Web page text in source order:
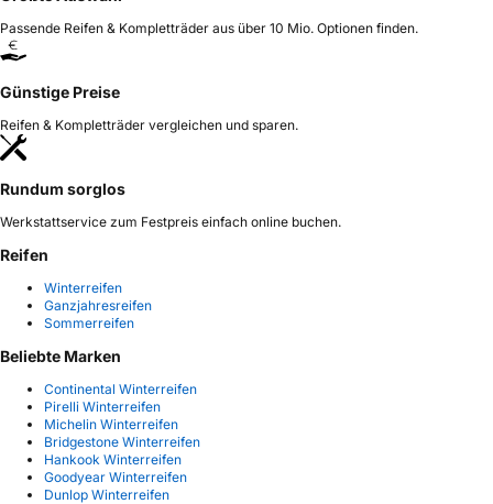
Passende Reifen & Kompletträder aus über 10 Mio. Optionen finden.
Günstige Preise
Reifen & Kompletträder vergleichen und sparen.
Rundum sorglos
Werkstattservice zum Festpreis einfach online buchen.
Reifen
Winterreifen
Ganzjahresreifen
Sommerreifen
Beliebte Marken
Continental Winterreifen
Pirelli Winterreifen
Michelin Winterreifen
Bridgestone Winterreifen
Hankook Winterreifen
Goodyear Winterreifen
Dunlop Winterreifen